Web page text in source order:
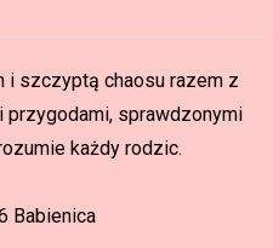
i szczyptą chaosu razem z
sprawdzonymi
każdy rodzic.
Babienica